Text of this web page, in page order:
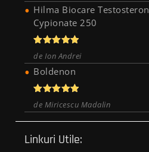
Hilma Biocare Testosteron
Cypionate 250
Evaluat la
5 din 5
de Ion Andrei
Boldenon
Evaluat la
5 din 5
de Miricescu Madalin
Linkuri Utile: